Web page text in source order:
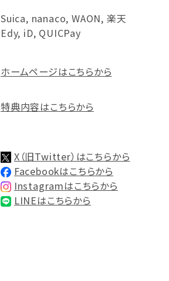
Suica, nanaco, WAON, 楽天
Edy, iD, QUICPay
ホームページはこちらから
特典内容はこちらから
X（旧Twitter）はこちらから
Facebookはこちらから
Instagramはこちらから
LINEはこちらから